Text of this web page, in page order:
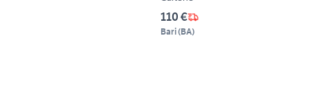
110 €
Bari(BA)